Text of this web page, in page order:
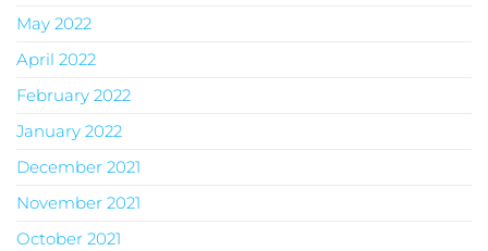
May 2022
April 2022
February 2022
January 2022
December 2021
November 2021
October 2021